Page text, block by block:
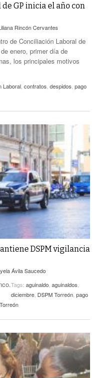
GP inicia el año con
Rincón Cervantes
de Conciliación Laboral de
enero, primer día de
los principales motivos
Laboral contratos despidos pago
DSPM vigilancia
Ávila Saucedo
Tags: aguinaldo, aguinaldos,
diciembre, DSPM Torreón, pago